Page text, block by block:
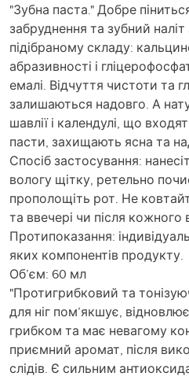
"Зубна паста." Добре
забруднення та зубний
підібраному складу:
абразивності і
емалі. Відчуття чистоти та
залишаються надовго. А
шавлії і календулі, що
пасти, захищають ясна та
Спосіб застосування:
вологу щітку, ретельно
прополощіть рот. Не
та ввечері чи після кожного
Протипоказання:
яких компонентів продукту.
Об’єм: 60 мл
"Протигрибковий та
для ніг пом’якшує,
грибком та має невагому
приємний аромат, після
слідів. Є сильним